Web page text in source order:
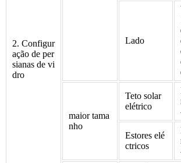
2. Configur
ação de per
sianas de vi
dro
Lado
maior tama
nho
Teto solar
elétrico
Estores elé
ctricos